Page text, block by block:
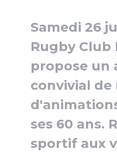
Samedi 26
Rugby Club
propose un
convivial
ses 60 ans.
sportif aux